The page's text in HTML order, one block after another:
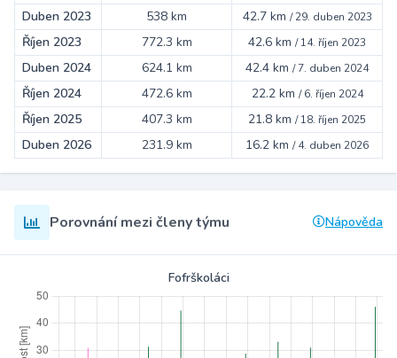
Duben 2023
538 km 42.7 km /29. duben 2023
Říjen 2023 772.3 km 42.6 km /14. říjen 2023
Duben 2024 624.1 km 42.4 km /7. duben 2024
Říjen 2024 472.6 km 22.2 km /6. říjen 2024
Říjen 2025 407.3 km 21.8 km /18. říjen 2025
Duben 2026 231.9 km 16.2 km /4. duben 2026
Porovnání mezi členy týmu Nápověda
Fofrškoláci